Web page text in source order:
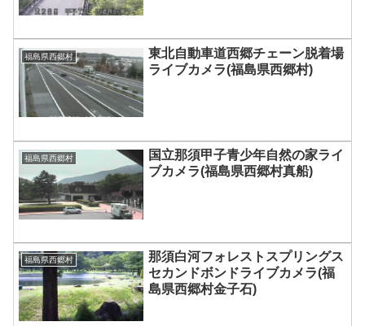
福島県西郷村
東北自動車道西郷チェーン脱着場
ライブカメラ(福島県西郷村)
福島県西郷村
国立那須甲子青少年自然の家ライ
ブカメラ(福島県西郷村真船)
福島県西郷村
那須白河フォレストスプリングス
セカンドボンドライブカメラ(福
島県西郷村金子石)